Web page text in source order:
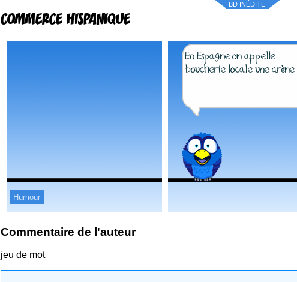
BD INÉDITE
COMMERCE HISPANIQUE
Humour
Commentaire de l'auteur
jeu de mot